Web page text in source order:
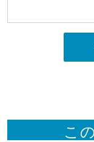
こ